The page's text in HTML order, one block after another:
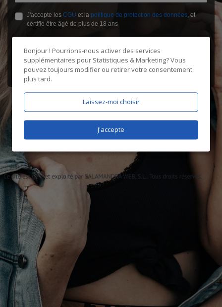
J'accepte les CGU et la politique de protection des données, et
certifie être âgé de plus de 18 ans
Bonjour ! Pourrions-nous activer des services
supplémentaires pour Statistiques & Marketing? Vous
pouvez toujours modifier ou retirer votre consentement
plus tard.
Laissez-moi choisir
J'accepte